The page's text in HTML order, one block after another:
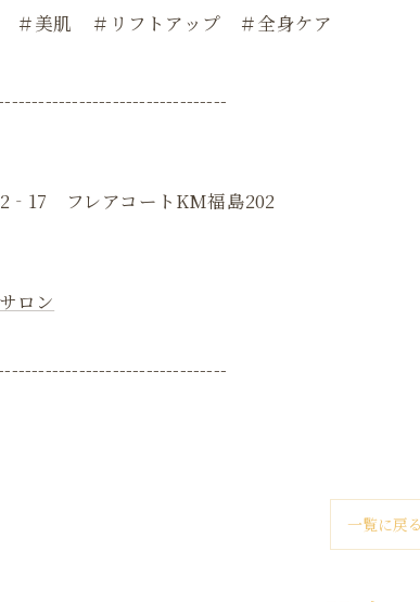
＃美肌 ＃リフトアップ ＃全身ケア
フレアコートKM福島202
ロン
一覧に戻る